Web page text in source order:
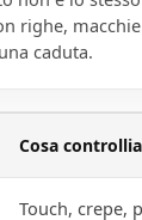
righe,
caduta.
Cosa
Touch, crepe,